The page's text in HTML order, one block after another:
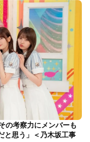
の考察力にメンバーも
と思う」＜乃木坂工事